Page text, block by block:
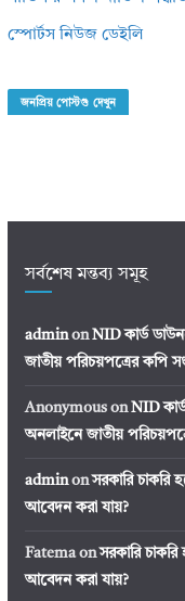
স্পোর্টস নিউজ ডেইলি
জনপ্রিয় পোস্টগু দেখুন
সর্বশেষ মন্তব্য সমূহ
adminon NID কার্ড
জাতীয় পরিচয়পত্রের কপি
Anonymouson NID
অনলাইনে জাতীয়
adminonসরকারি চাকরি
আবেদন করা যায়?
Fatemaonসরকারি
আবেদন করা যায়?